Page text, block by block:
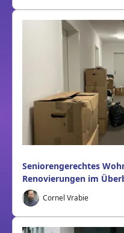
Seniorengerechtes
Renovierungen im
Cornel Vrabie